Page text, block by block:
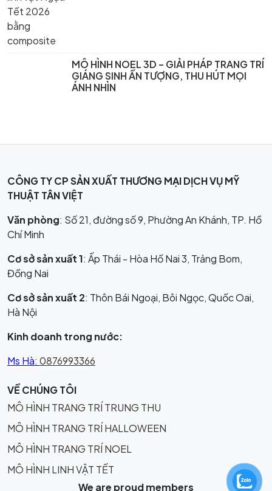
MÔ HÌNH NOEL 3D – GIẢI PHÁP TRANG TRÍ
GIÁNG SINH ẤN TƯỢNG, THU HÚT MỌI
ÁNH NHÌN
CÔNG TY CP SẢN XUẤT THƯƠNG MẠI DỊCH VỤ MỸ
THUẬT TÂN VIỆT
Văn phòng: Số 21, đường số 9, Phường An Khánh, TP. Hồ
Chí Minh
Cơ sở sản xuất 1: Ấp Thái - Hòa Hố Nai 3, Trảng Bom,
Đồng Nai
Cơ sở sản xuất 2: Thôn Bái Ngoại, Bôi Ngọc, Quốc Oai,
Hà Nội
Kinh doanh trong nước:
Ms Hà: 0876993366
VỀ CHÚNG TÔI
MÔ HÌNH TRANG TRÍ TRUNG THU
MÔ HÌNH TRANG TRÍ HALLOWEEN
MÔ HÌNH TRANG TRÍ NOEL
MÔ HÌNH LINH VẬT TẾT
We are proud members